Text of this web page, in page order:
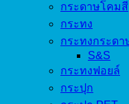
กระดาษโคมสี
กระทง
กระทงกระดา
S&S
กระทงฟอยล์
กระปุก